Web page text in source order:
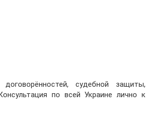
судебной защиты,
по всей Украине лично к